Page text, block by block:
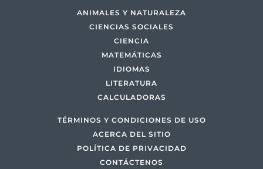
ANIMALES Y NATURALEZA
CIENCIAS SOCIALES
CIENCIA
MATEMÁTICAS
IDIOMAS
LITERATURA
CALCULADORAS
TÉRMINOS Y CONDICIONES DE USO
ACERCA DEL SITIO
POLÍTICA DE PRIVACIDAD
CONTÁCTENOS